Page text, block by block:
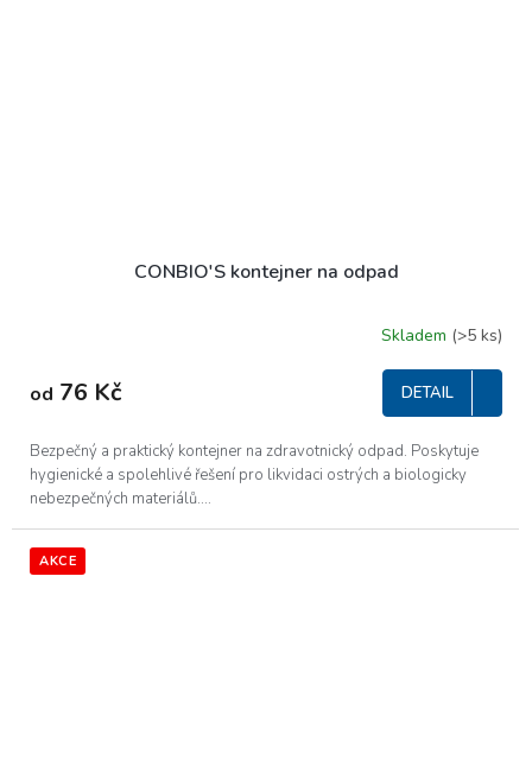
CONBIO'S kontejner na odpad
Skladem (>5 ks)
od 76 Kč DETAIL
Bezpečný a praktický kontejner na zdravotnický odpad. Poskytuje
hygienické a spolehlivé řešení pro likvidaci ostrých a biologicky
nebezpečných materiálů....
AKCE